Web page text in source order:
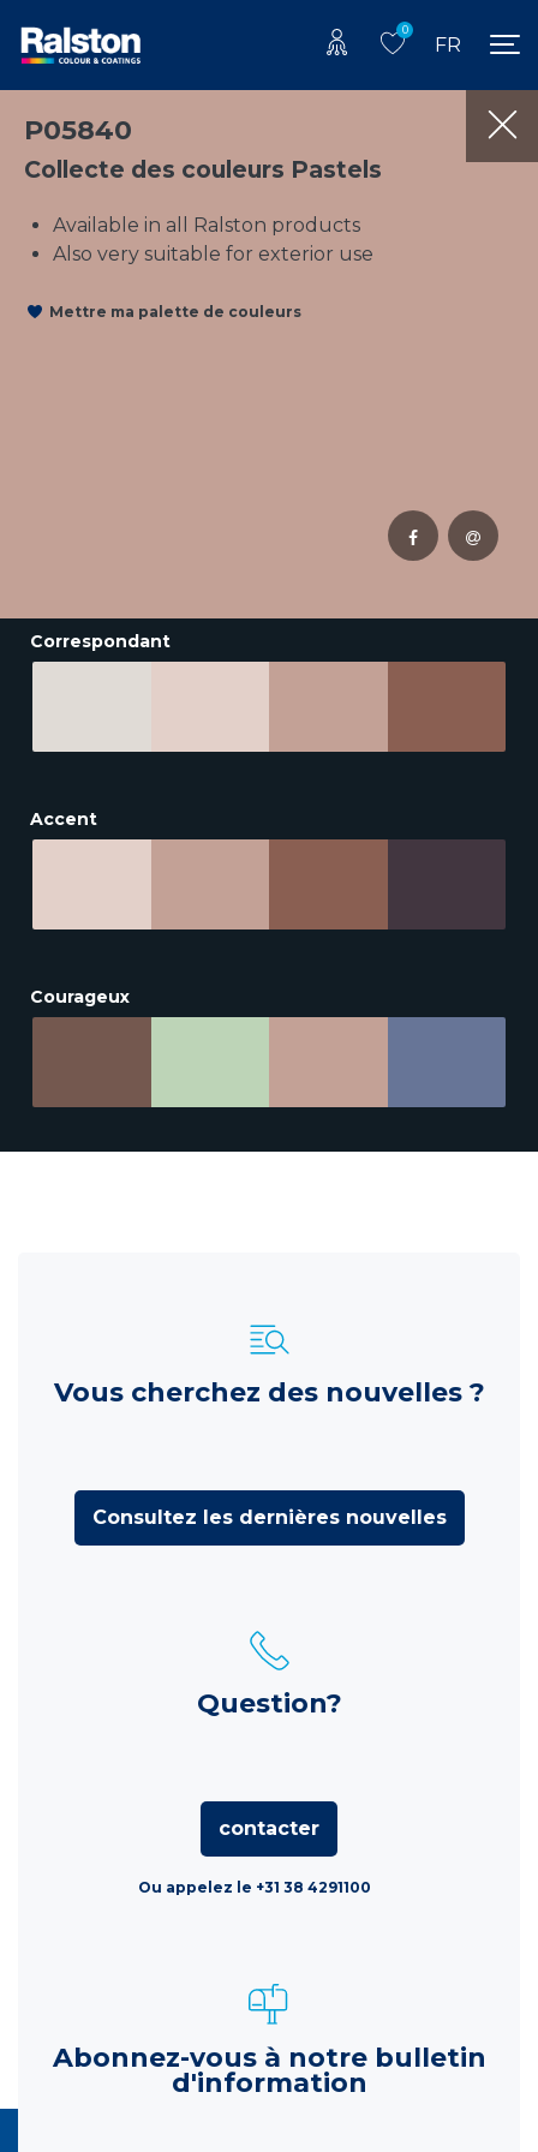
0
FR
P05840
Collecte des couleurs Pastels
Available in all Ralston products
Also very suitable for exterior use
Mettre ma palette de couleurs
Correspondant
Accent
Courageux
Vous cherchez des nouvelles ?
Consultez les dernières nouvelles
Question?
contacter
Ou appelez le +31 38 4291100
Abonnez-vous à notre bulletin
d'information